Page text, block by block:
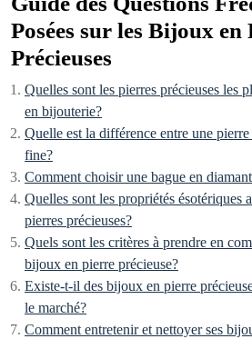
Posées sur les Bijoux en
Précieuses
Quelles sont les pierres précieuses les
en bijouterie?
Quelle est la différence entre une
fine?
Comment choisir une bague en
Quelles sont les propriétés ésotériques
pierres précieuses?
Quels sont les critères à prendre en
bijoux en pierre précieuse?
Existe-t-il des bijoux en pierre
le marché?
Comment entretenir et nettoyer ses